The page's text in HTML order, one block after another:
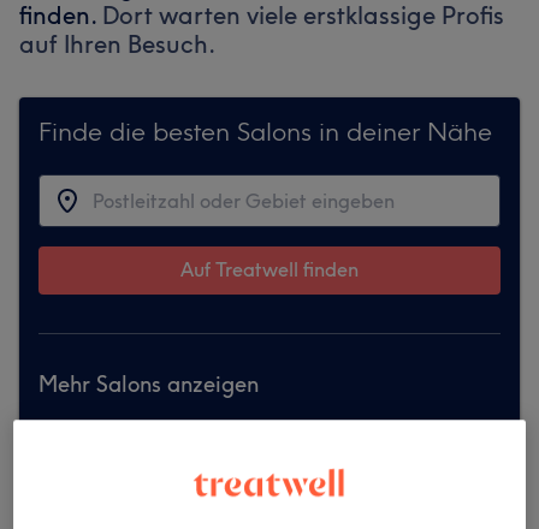
finden. Dort warten viele erstklassige Profis
auf Ihren Besuch.
Finde die besten Salons in deiner Nähe
Auf Treatwell finden
Mehr Salons anzeigen